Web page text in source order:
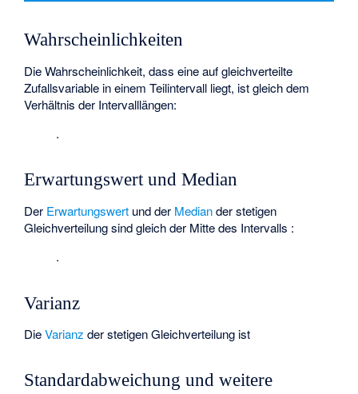
Wahrscheinlichkeiten
Die Wahrscheinlichkeit, dass eine aufgleichverteilte
Zufallsvariable in einem Teilintervall liegt, ist gleich dem
Verhältnis der Intervalllängen:
.
Erwartungswert und Median
Der Erwartungswert und der Mediander stetigen
Gleichverteilung sind gleich der Mitte des Intervalls :
.
Varianz
DieVarianz der stetigen Gleichverteilung ist
Standardabweichung und weitere